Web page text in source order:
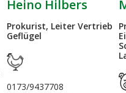
Heino Hilbers
Prokurist, Leiter Vertrieb
Geflügel
0173/9437708